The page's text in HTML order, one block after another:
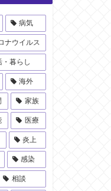
病気
ナウイルス
・暮らし
海外
家族
医療
炎上
感染
相談